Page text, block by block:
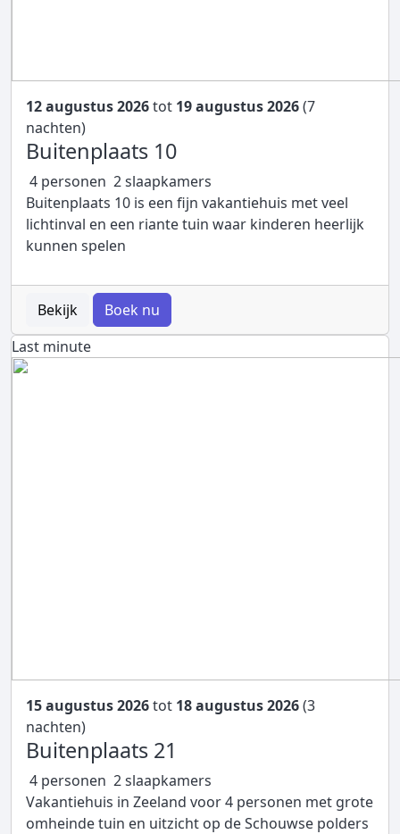
12 augustus 2026tot 19 augustus 2026(7
nachten)
Buitenplaats 10
4 personen 2 slaapkamers
Buitenplaats 10 is een fijn vakantiehuis met veel
lichtinval en een riante tuin waar kinderen heerlijk
kunnen spelen
Bekijk
Boek nu
Last minute
15 augustus 2026tot 18 augustus 2026(3
nachten)
Buitenplaats 21
4 personen 2 slaapkamers
Vakantiehuis in Zeeland voor 4 personen met grote
omheinde tuin en uitzicht op de Schouwse polders